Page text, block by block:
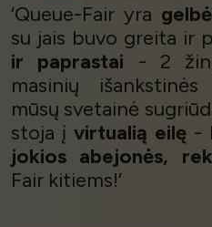
‘Queue-Fair yra
su jais buvo greita ir
ir paprastai - 2
masinių
mūsų svetainė
stoja į virtualią eilę -
jokios abejonės,
Fair kitiems!’